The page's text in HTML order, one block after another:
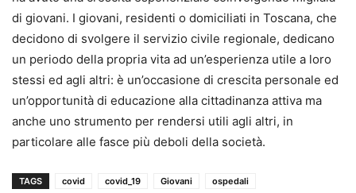
di giovani. I giovani, residenti o domiciliati in Toscana, che
decidono di svolgere il servizio civile regionale, dedicano
un periodo della propria vita ad un’esperienza utile a loro
stessi ed agli altri: è un’occasione di crescita personale ed
un’opportunità di educazione alla cittadinanza attiva ma
anche uno strumento per rendersi utili agli altri, in
particolare alle fasce più deboli della società.
TAGS covid covid_19 Giovani
ospedali